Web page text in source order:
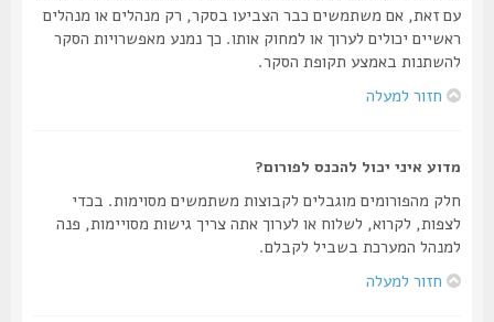
עם זאת, אם משתמשים כבר הצביעו בסקר, רק מנהלים או מנהלים
ראשיים יכולים לערוך או למחוק אותו. כך נמנע מאפשרויות הסקר
להשתנות באמצע תקופת הסקר.
חזור למעלה
מדוע איני יכול להכנס לפורום?
חלק מהפורומים מוגבלים לקבוצות משתמשים מסוימות. בכדי
לצפות, לקרוא, לשלוח או לערוך אתה צריך גישות מסויימות, פנה
למנהל המערכת בשביל לקבלם.
חזור למעלה